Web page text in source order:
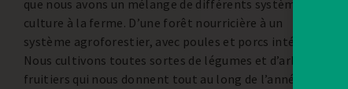
que nous avons un mélange de différents systèmes de
culture à la ferme. D’une forêt nourricière à un
système agroforestier, avec poules et porcs intégrés.
Nous cultivons toutes sortes de légumes et d’arbres
fruitiers qui nous donnent tout au long de l’année de